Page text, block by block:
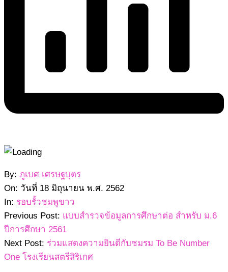
2562-
06-
18
By: ภูเบศ เศรษฐบุตร
On: วันที่ 18 มิถุนายน พ.ศ. 2562
In: รอบรั้วชมพูขาว
Previous Post: แบบสำรวจข้อมูลการศึกษาต่อ สำหรับ ม.6
ปีการศึกษา 2561
Next Post: ร่วมแสดงความยินดีกับชมรม To Be Number
One โรงเรียนสตรีสิริเกศ